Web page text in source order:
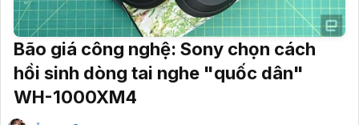
Bão giá công nghệ: Sony chọn cách
hồi sinh dòng tai nghe "quốc dân"
WH-1000XM4